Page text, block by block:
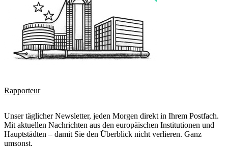
Rapporteur
Unser täglicher Newsletter, jeden Morgen direkt in Ihrem Postfach.
Mit aktuellen Nachrichten aus den europäischen Institutionen und
Hauptstädten – damit Sie den Überblick nicht verlieren. Ganz
umsonst.